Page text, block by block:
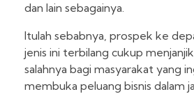
dan lain sebagainya.
Itulah sebabnya, prospek ke
jenis ini terbilang cukup
salahnya bagi masyarakat yang
membuka peluang bisnis dalam